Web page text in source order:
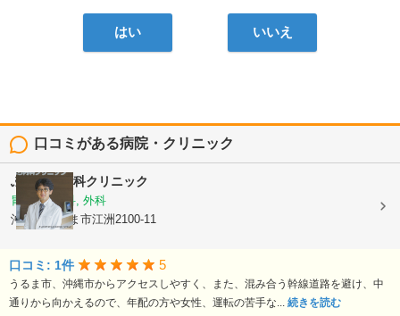
はい いいえ
口コミがある病院・クリニック
ふくはら内科クリニック
胃腸科, 内科, 外科
沖縄県うるま市江洲2100-11
口コミ: 1件 5
うるま市、沖縄市からアクセスしやすく、また、混み合う幹線道路を避け、中
通りから向かえるので、年配の方や女性、運転の苦手な... 続きを読む